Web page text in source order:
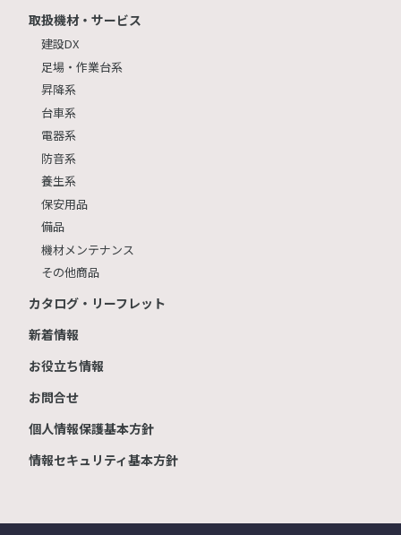
取扱機材・サービス
建設DX
足場・作業台系
昇降系
台車系
電器系
防音系
養生系
保安用品
備品
機材メンテナンス
その他商品
カタログ・リーフレット
新着情報
お役立ち情報
お問合せ
個人情報保護基本方針
情報セキュリティ基本方針